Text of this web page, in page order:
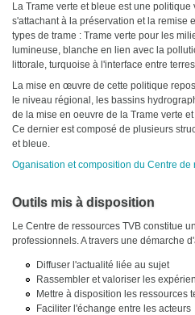
La Trame verte et bleue est une
s'attachant à la préservation et la remise
types de trame : Trame verte pour les
lumineuse, blanche en lien avec la
littorale, turquoise à l'interface entre
La mise en œuvre de cette politique
le niveau régional, les bassins
de la mise en oeuvre de la Trame verte
Ce dernier est composé de plusieurs
et bleue.
Oganisation et composition du Centre de
Outils mis à disposition
Le Centre de ressources TVB constitue
professionnels. A travers une démarche
Diffuser l'actualité liée au sujet
Rassembler et valoriser les
Mettre à disposition les ressources
Faciliter l'échange entre les acteurs